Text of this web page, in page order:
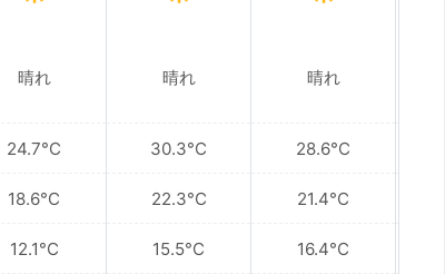
晴れ
24.7°C
18.6°C
12.1°C
晴れ
30.3°C
22.3°C
15.5°C
晴れ
28.6°C
21.4°C
16.4°C